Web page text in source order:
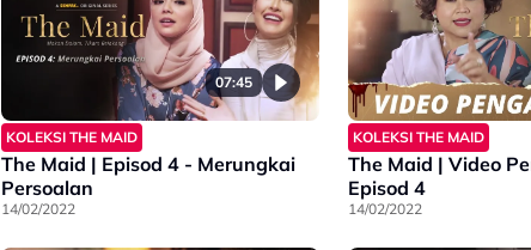
07:45
KOLEKSI THE MAID
The Maid | Episod 4 - Merungkai
Persoalan
14/02/2022
KOLEKSI THE MAID
The Maid | Video
Episod 4
14/02/2022